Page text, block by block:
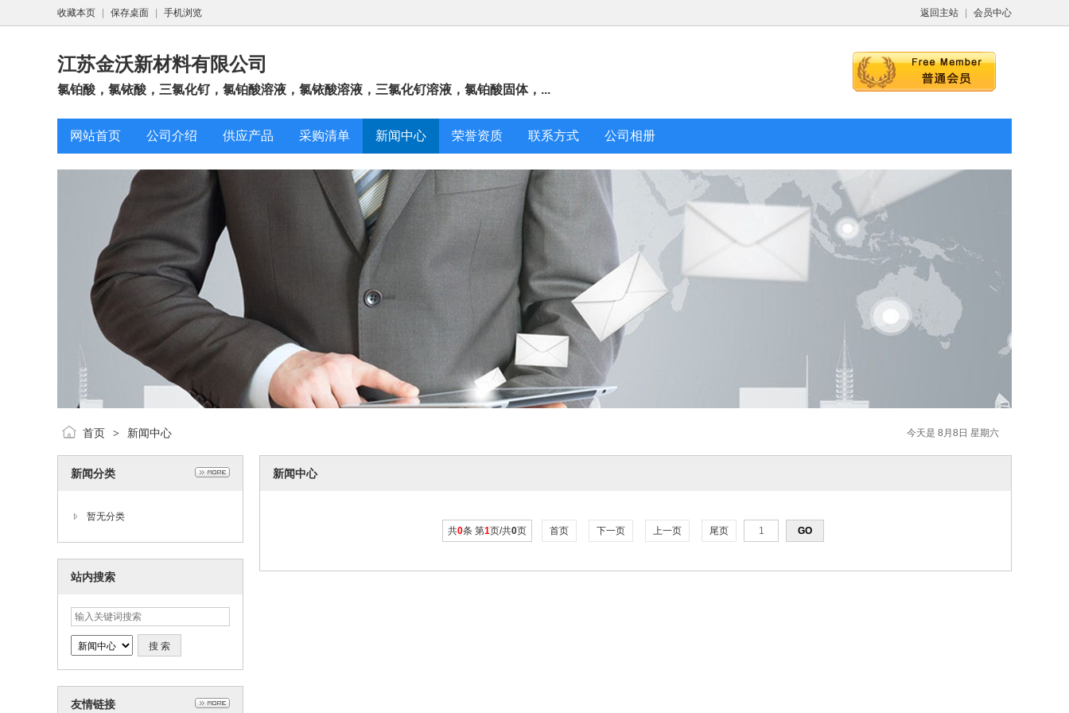
返回主站 会员中心
收藏本页 保存桌面 手机浏览
江苏金沃新材料有限公司
氯铂酸，氯铱酸，三氯化钌，氯铂酸溶液，氯铱酸溶液，三氯化钌溶液，氯铂酸固体，...
网站首页 公司介绍 供应产品 采购清单 新闻中心 荣誉资质 联系方式 公司相册
今天是 8月8日 星期六
首页 > 新闻中心
新闻分类
暂无分类
站内搜索
友情链接
新闻中心
共0条 第1页/共0页 首页 下一页 上一页 尾页